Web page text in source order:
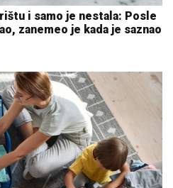
i samo je nestala: Posle
zanemeo je kada je saznao